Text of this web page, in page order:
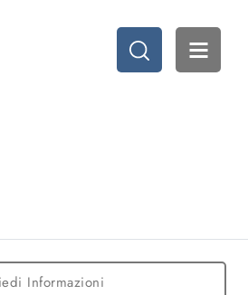
Informazioni